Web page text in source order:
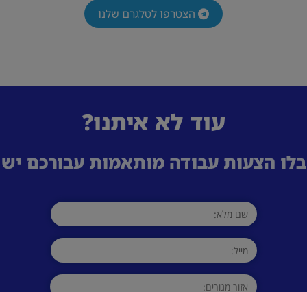
הצטרפו לטלגרם שלנו
עוד לא איתנו?
הצעות עבודה מותאמות עבורכם